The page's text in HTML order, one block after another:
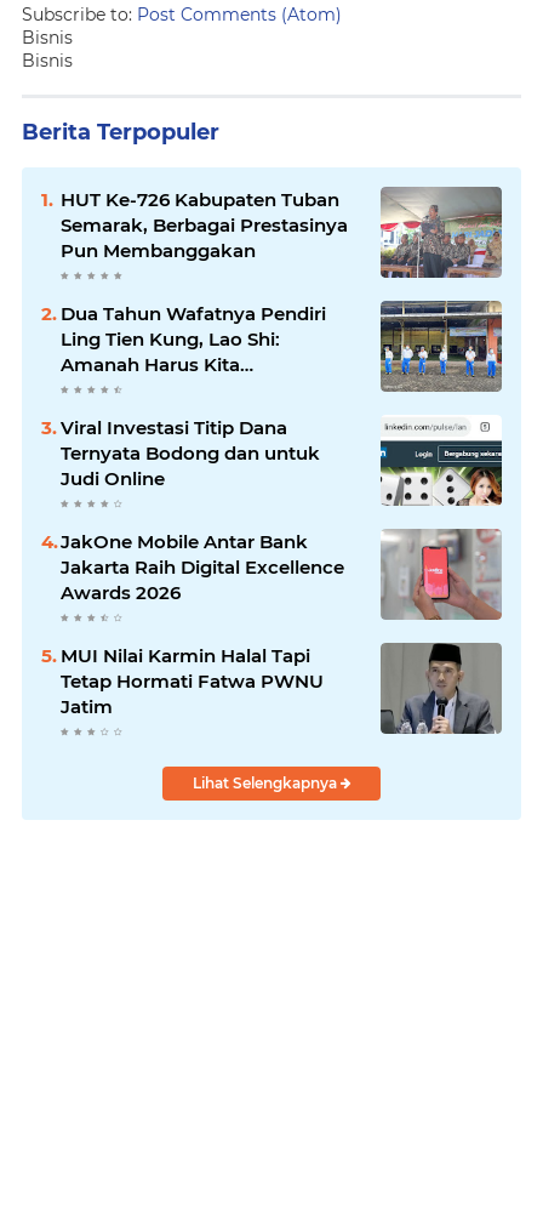
Subscribe to: Post Comments (Atom)
Bisnis
Bisnis
Berita Terpopuler
HUT Ke-726 Kabupaten Tuban
Semarak, Berbagai Prestasinya
Pun Membanggakan
Dua Tahun Wafatnya Pendiri
Ling Tien Kung, Lao Shi:
Amanah Harus Kita
Laksanakan!
Viral Investasi Titip Dana
Ternyata Bodong dan untuk
Judi Online
JakOne Mobile Antar Bank
Jakarta Raih Digital Excellence
Awards 2026
MUI Nilai Karmin Halal Tapi
Tetap Hormati Fatwa PWNU
Jatim
Lihat Selengkapnya